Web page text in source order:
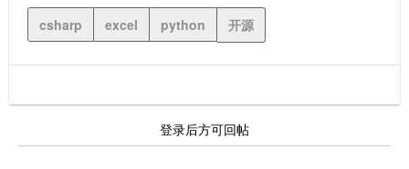
csharp excel python 开源
登录后方可回帖